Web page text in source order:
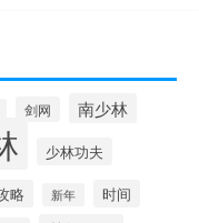
剑网 南少林
少林功夫
略 新年 时间